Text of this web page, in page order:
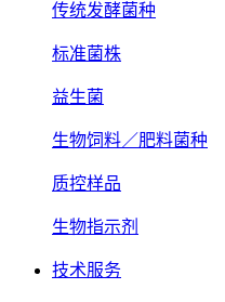
传统发酵菌种
标准菌株
益生菌
生物饲料／肥料菌种
质控样品
生物指示剂
技术服务